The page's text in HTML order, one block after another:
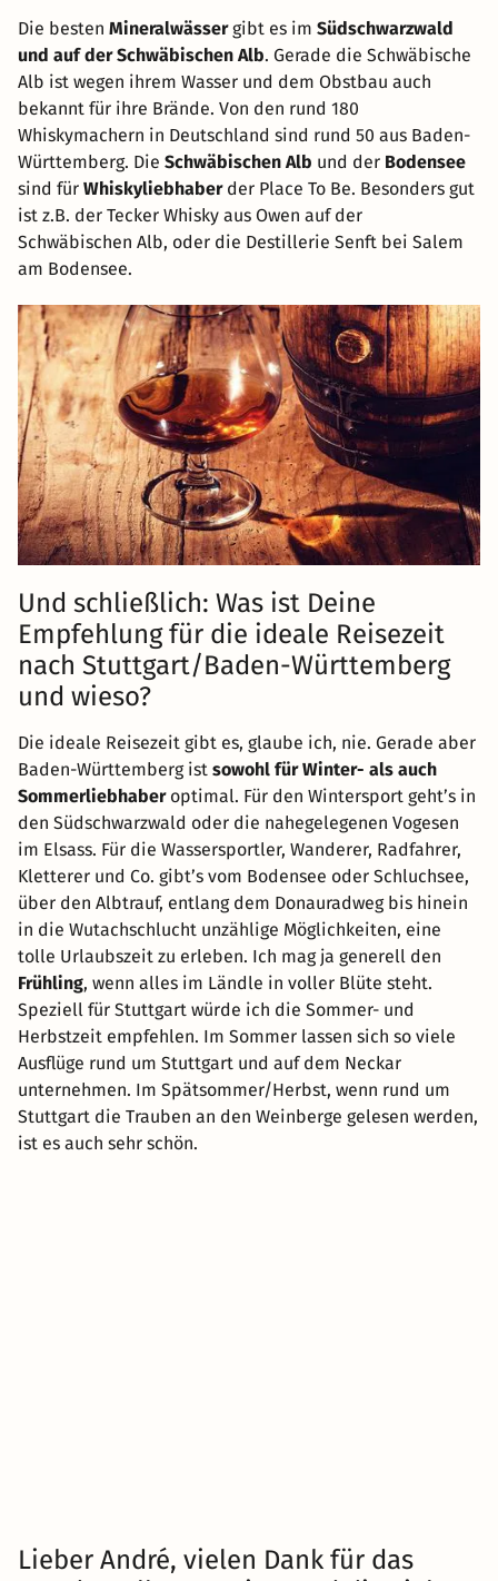
Die besten Mineralwässergibt es im Südschwarzwald
und auf der Schwäbischen Alb. Gerade die Schwäbische
Alb ist wegen ihrem Wasser und dem Obstbau auch
bekannt für ihre Brände. Von den rund 180
Whiskymachern in Deutschland sind rund 50 aus Baden-
Württemberg. Die Schwäbischen Alb und der Bodensee
sind für Whiskyliebhaberder Place To Be. Besonders gut
ist z.B. der Tecker Whisky aus Owen auf der
Schwäbischen Alb, oder die Destillerie Senft bei Salem
am Bodensee.
Und schließlich: Was ist Deine
Empfehlung für die ideale Reisezeit
nach Stuttgart/Baden-Württemberg
und wieso?
Die ideale Reisezeit gibt es, glaube ich, nie. Gerade aber
Baden-Württemberg ist sowohl für Winter- als auch
Sommerliebhaberoptimal. Für den Wintersport geht’s in
den Südschwarzwald oder die nahegelegenen Vogesen
im Elsass. Für die Wassersportler, Wanderer, Radfahrer,
Kletterer und Co. gibt’s vom Bodensee oder Schluchsee,
über den Albtrauf, entlang dem Donauradweg bis hinein
in die Wutachschlucht unzählige Möglichkeiten, eine
tolle Urlaubszeit zu erleben. Ich mag ja generell den
Frühling, wenn alles im Ländle in voller Blüte steht.
Speziell für Stuttgart würde ich die Sommer- und
Herbstzeit empfehlen. Im Sommer lassen sich so viele
Ausflüge rund um Stuttgart und auf dem Neckar
unternehmen. Im Spätsommer/Herbst, wenn rund um
Stuttgart die Trauben an den Weinberge gelesen werden,
ist es auch sehr schön.
Lieber André, vielen Dank für das